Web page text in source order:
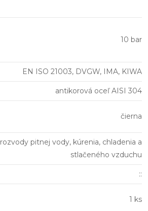
10 bar
EN ISO 21003, DVGW, IMA, KIWA
antikorová oceľ AISI 304
čierna
rozvody pitnej vody, kúrenia, chladenia a
stlačeného vzduchu
::
1 ks